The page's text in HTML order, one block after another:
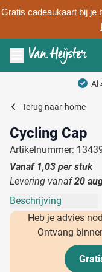
Gratis cadeaukaart bij je
Ga naar de inhoud
Menu openen
Al
Terug naar home
Cycling Cap
Artikelnummer:
Vanaf 1,03 per stuk
Levering vanaf20
Beschrijving
Heb je advies
Ontvang